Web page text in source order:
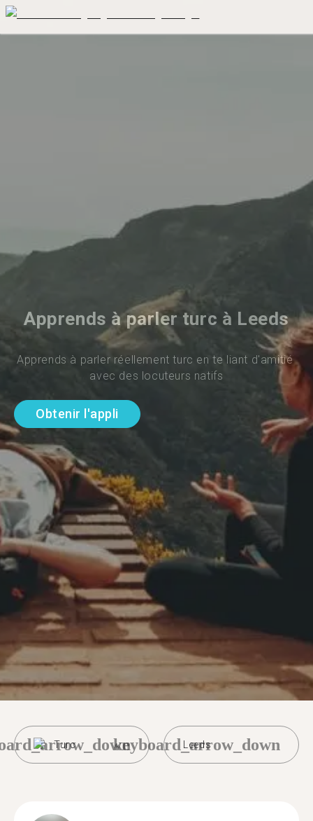
Apprends à parler turc à Leeds
Apprends à parler réellement turc en te liant d'amitié
avec des locuteurs natifs
Obtenir l'appli
Turc Leeds
keyboard_arrow_down